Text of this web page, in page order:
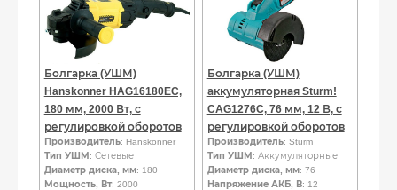
Болгарка (УШМ)
Hanskonner HAG16180EC,
180 мм, 2000 Вт, с
регулировкой оборотов
Производитель: Hanskonner
Тип УШМ : Сетевые
Диаметр диска, мм: 180
Мощность, Вт: 2000
Болгарка (УШМ)
аккумуляторная Sturm!
CAG1276C, 76 мм, 12 В, с
регулировкой оборотов
Производитель: Sturm
Тип УШМ : Аккумуляторные
Диаметр диска, мм: 76
Напряжение АКБ, В: 12